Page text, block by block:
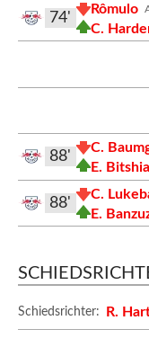
Rômulo
C.
74'
C.
E.
88'
C.
E.
88'
Schiedsrichter: R.